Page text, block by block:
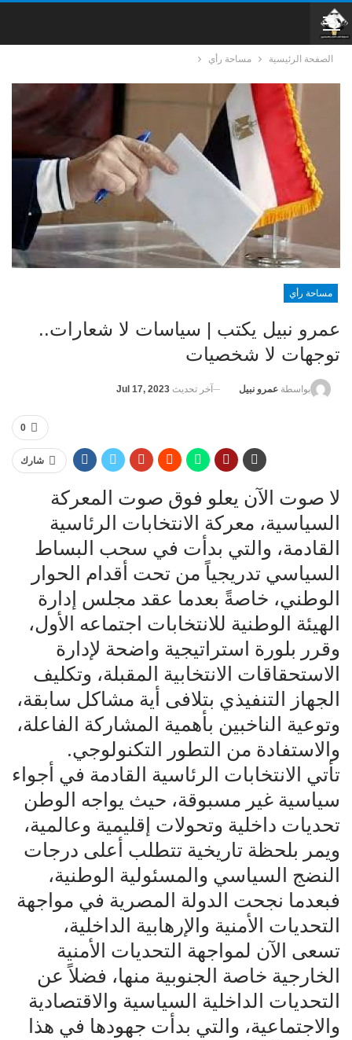
الصفحة الرئيسية مساحة رأي
مساحة رأي
عمرو نبيل يكتب | سياسات لا شعارات..
توجهات لا شخصيات
بواسطة عمرو نبيل آخر تحديث Jul 17, 2023
0
شارك
لا صوت الآن يعلو فوق صوت المعركة
السياسية، معركة الانتخابات الرئاسية
القادمة، والتي بدأت في سحب البساط
السياسي تدريجياً من تحت أقدام الحوار
الوطني، خاصةً بعدما عقد مجلس إدارة
الهيئة الوطنية للانتخابات اجتماعه الأول،
وقرر بلورة استراتيجية واضحة لإدارة
الاستحقاقات الانتخابية المقبلة، وتكليف
الجهاز التنفيذي بتلافى أية مشاكل سابقة،
وتوعية الناخبين بأهمية المشاركة الفاعلة،
والاستفادة من التطور التكنولوجي.
تأتي الانتخابات الرئاسية القادمة في أجواء
سياسية غير مسبوقة، حيث يواجه الوطن
تحديات داخلية وتحولات إقليمية وعالمية،
ويمر بلحظة تاريخية تتطلب أعلى درجات
النضج السياسي والمسئولية الوطنية،
فبعدما نجحت الدولة المصرية في مواجهة
التحديات الأمنية والإرهابية الداخلية،
تسعى الآن لمواجهة التحديات الأمنية
الخارجية خاصة الجنوبية منها، فضلاً عن
التحديات الداخلية السياسية والاقتصادية
والاجتماعية، والتي بدأت جهودها في هذا